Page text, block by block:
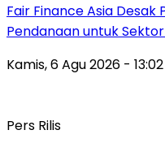
Fair Finance Asia
Pendanaan untuk Sektor
Kamis, 6 Agu 2026 -
Pers Rilis